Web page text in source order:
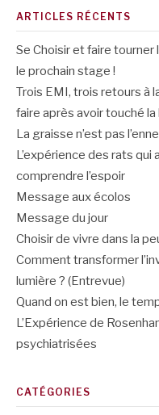
ARTICLES RÉCENTS
Se Choisir et faire tourner
le prochain stage !
Trois EMI, trois retours à
faire après avoir touché la
La graisse n’est pas
L’expérience des rats
comprendre l’espoir
Message aux écolos
Message du jour
Choisir de vivre dans la
Comment transformer
lumière ? (Entrevue)
Quand on est bien, le
L’Expérience de
psychiatrisées
CATÉGORIES